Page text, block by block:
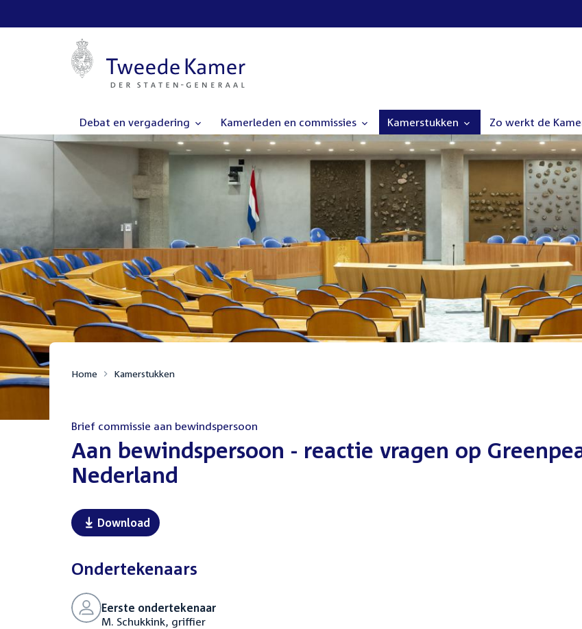
Debat en vergadering Kamerleden en commissies Kamerstukken Zo werkt de
Home Kamerstukken
Brief commissie aan bewindspersoon
Aan bewindspersoon - reactie vragen op
Nederland
Download
Ondertekenaars
Eerste ondertekenaar
M. Schukkink, griffier